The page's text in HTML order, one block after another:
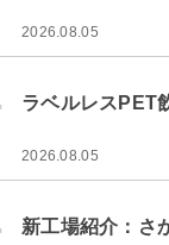
2026.08.05
ラベルレスPET
2026.08.05
新工場紹介：さ